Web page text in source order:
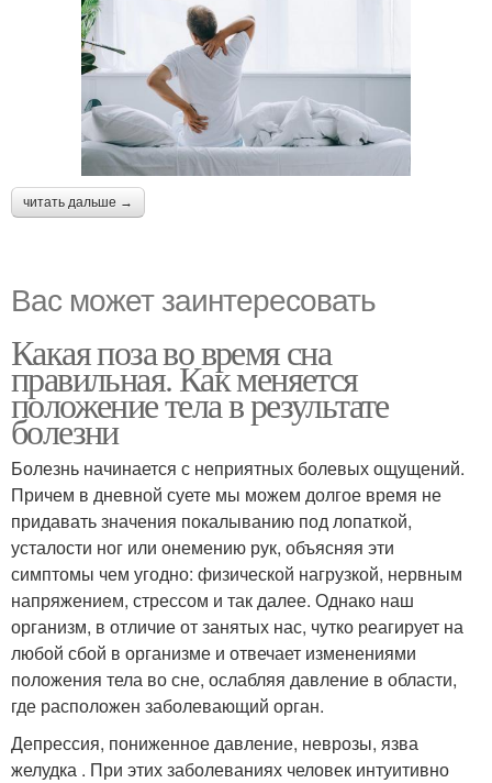
читать дальше →
Вас может заинтересовать
Какая поза во время сна
правильная. Как меняется
положение тела в результате
болезни
Болезнь начинается с неприятных болевых ощущений.
Причем в дневной суете мы можем долгое время не
придавать значения покалыванию под лопаткой,
усталости ног или онемению рук, объясняя эти
симптомы чем угодно: физической нагрузкой, нервным
напряжением, стрессом и так далее. Однако наш
организм, в отличие от занятых нас, чутко реагирует на
любой сбой в организме и отвечает изменениями
положения тела во сне, ослабляя давление в области,
где расположен заболевающий орган.
Депрессия, пониженное давление, неврозы, язва
желудка . При этих заболеваниях человек интуитивно